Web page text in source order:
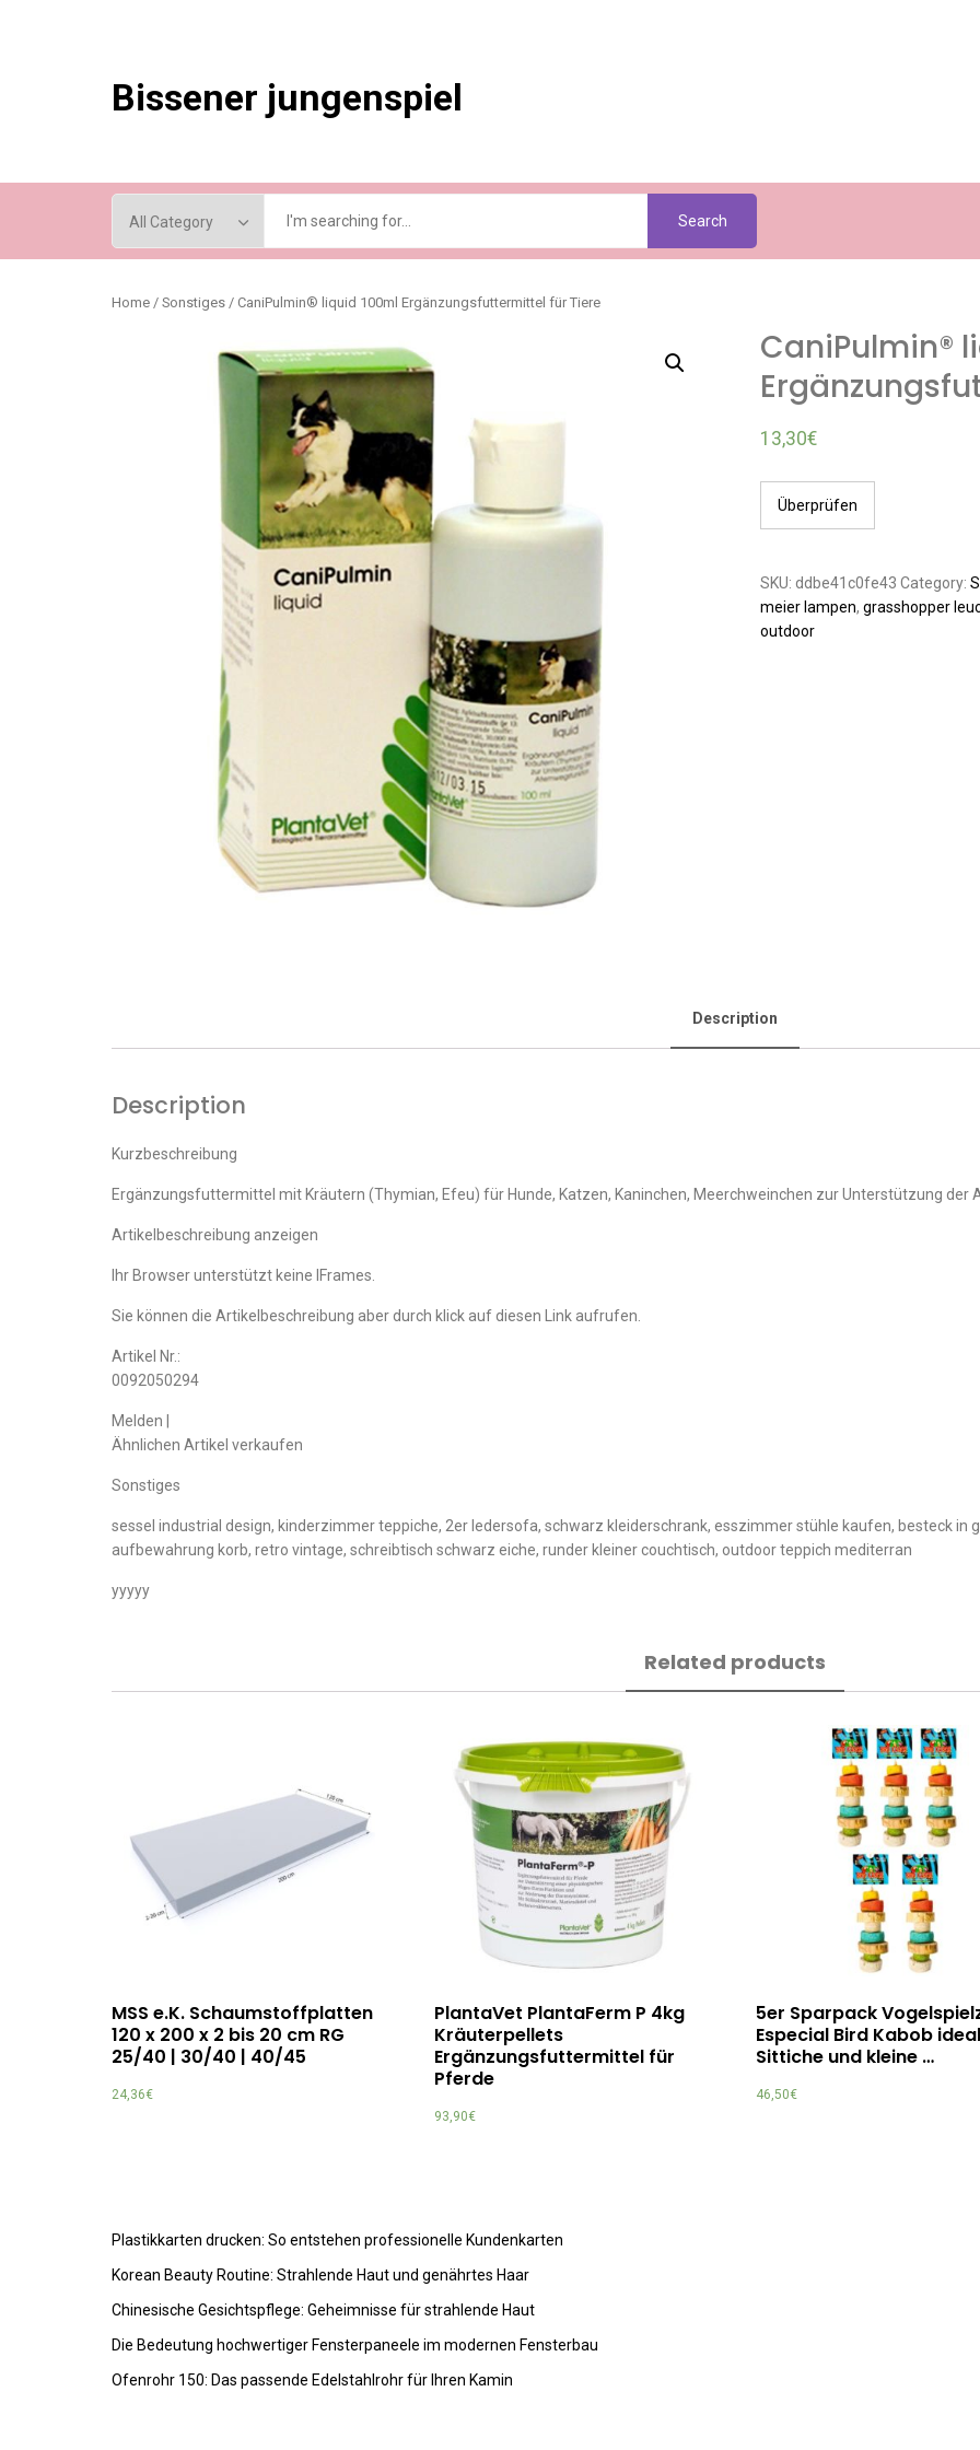
Bissener jungenspiel
Search
Home / Sonstiges / CaniPulmin® liquid 100ml Ergänzungsfuttermittel für Tiere
CaniPulmin®
13,30€
Überprüfen
SKU: ddbe41c0fe43 Category:
meier lampen, grasshopper
outdoor
Description
Description
Kurzbeschreibung
Ergänzungsfuttermittel mit Kräutern (Thymian, Efeu) für Hunde, Katzen, Kaninchen, Meerchweinchen zur Unterstützung der
Artikelbeschreibung anzeigen
Ihr Browser unterstützt keine IFrames.
Sie können die Artikelbeschreibung aber durch klick auf diesen Link aufrufen.
Artikel Nr.:
0092050294
Melden |
Ähnlichen Artikel verkaufen
Sonstiges
sessel industrial design, kinderzimmer teppiche, 2er ledersofa, schwarz kleiderschrank, esszimmer stühle kaufen, besteck in
aufbewahrung korb, retro vintage, schreibtisch schwarz eiche, runder kleiner couchtisch, outdoor teppich mediterran
yyyyy
Related products
MSS e.K. Schaumstoffplatten
120 x 200 x 2 bis 20 cm RG
25/40 | 30/40 | 40/45
24,36€
PlantaVet PlantaFerm P 4kg
Kräuterpellets
Ergänzungsfuttermittel für
Pferde
93,90€
5er Sparpack
Especial Bird Kabob
Sittiche und kleine …
46,50€
Plastikkarten drucken: So entstehen professionelle Kundenkarten
Korean Beauty Routine: Strahlende Haut und genährtes Haar
Chinesische Gesichtspflege: Geheimnisse für strahlende Haut
Die Bedeutung hochwertiger Fensterpaneele im modernen Fensterbau
Ofenrohr 150: Das passende Edelstahlrohr für Ihren Kamin